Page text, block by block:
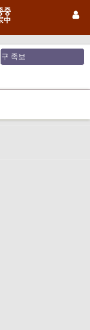
구 족보